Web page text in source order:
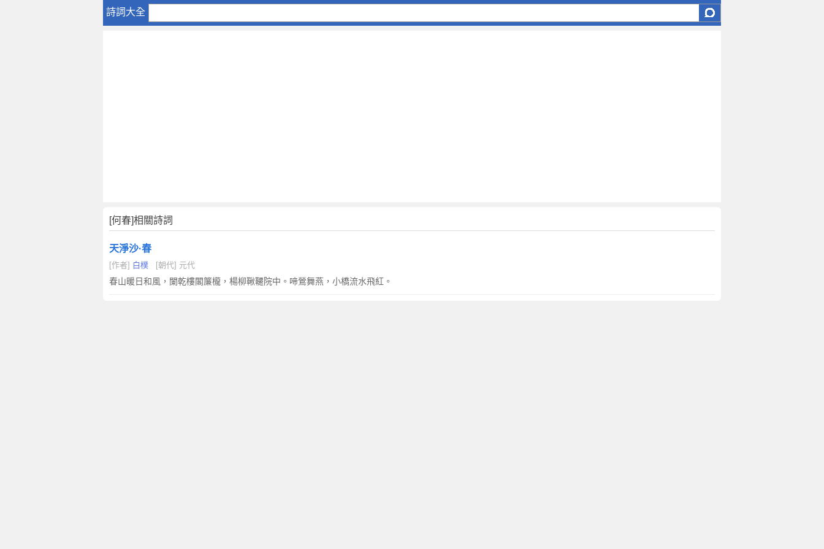
詩詞大全
何
[何春]相關詩詞
天淨沙·春
[作者] 白樸 [朝代] 元代
春山暖日和風，闌乾樓閣簾櫳，楊柳鞦韆院中。啼鶯舞燕，小橋流水飛紅。